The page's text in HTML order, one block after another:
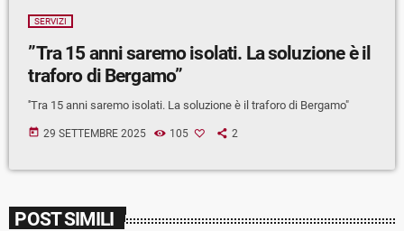
SERVIZI
”Tra 15 anni saremo isolati. La soluzione è il
traforo di Bergamo”
''Tra 15 anni saremo isolati. La soluzione è il traforo di Bergamo"
today 29 SETTEMBRE 2025 105 2
POST SIMILI